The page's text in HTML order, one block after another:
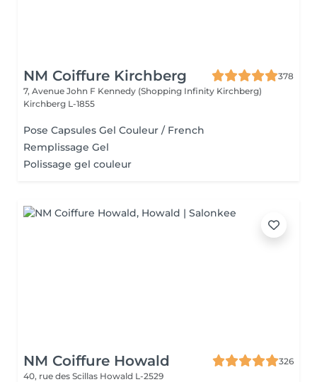
NM Coiffure Kirchberg
378
7, Avenue John F Kennedy (Shopping Infinity Kirchberg)
Kirchberg L-1855
Pose Capsules Gel Couleur / French
Remplissage Gel
Polissage gel couleur
NM Coiffure Howald
326
40, rue des Scillas Howald L-2529